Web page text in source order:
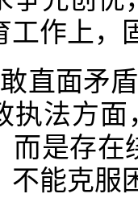
工作上，
直面矛
执法方
而是存在
不能克服